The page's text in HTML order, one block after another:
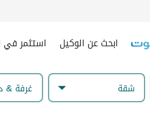
ابحث عن الوكيل استثمر في
شقة غرفة &